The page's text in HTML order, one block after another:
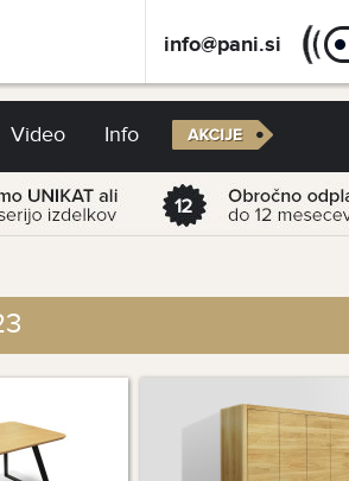
info@pani.si
Video Info